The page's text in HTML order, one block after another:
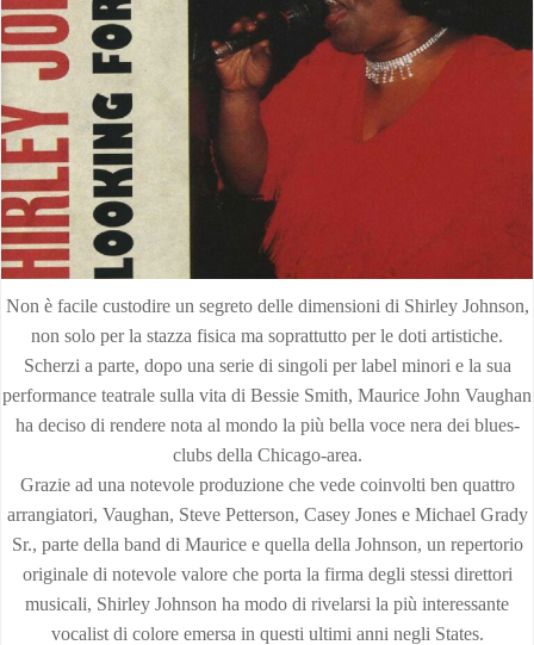
Non è facile custodire un segreto delle dimensioni di Shirley Johnson,
non solo per la stazza fisica ma soprattutto per le doti artistiche.
Scherzi a parte, dopo una serie di singoli per label minori e la sua
performance teatrale sulla vita di Bessie Smith, Maurice John Vaughan
ha deciso di rendere nota al mondo la più bella voce nera dei blues-
clubs della Chicago-area.
Grazie ad una notevole produzione che vede coinvolti ben quattro
arrangiatori, Vaughan, Steve Petterson, Casey Jones e Michael Grady
Sr., parte della band di Maurice e quella della Johnson, un repertorio
originale di notevole valore che porta la firma degli stessi direttori
musicali, Shirley Johnson ha modo di rivelarsi la più interessante
vocalist di colore emersa in questi ultimi anni negli States.